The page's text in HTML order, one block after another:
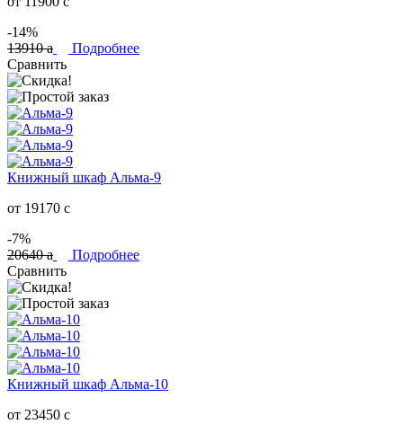
-14%
13910a
Подробнее
Сравнить
Книжный шкаф Альма-9
от 19170 c
-7%
20640a
Подробнее
Сравнить
Книжный шкаф Альма-10
от 23450 c